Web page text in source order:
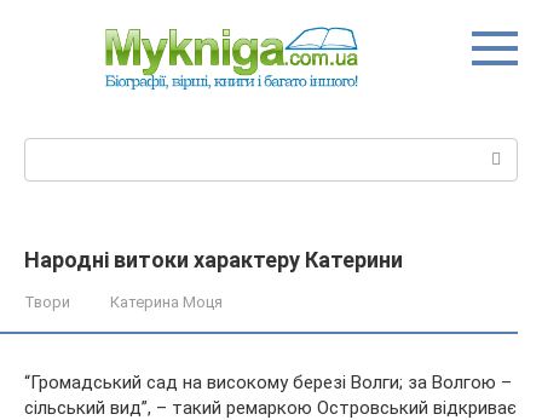
Народні витоки характеру Катерини
Твори Катерина Моця
“Громадський сад на високому березі Волги; за Волгою –
сільський вид”, – такий ремаркою Островський відкриває